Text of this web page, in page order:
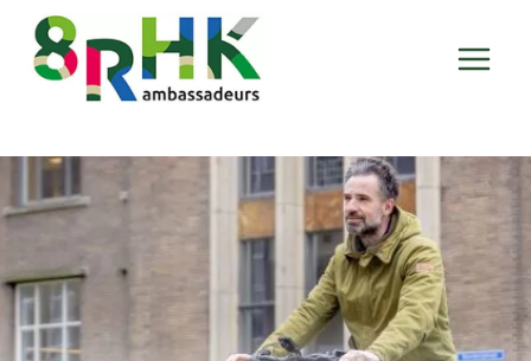
Doorgaan
naar
inhoud